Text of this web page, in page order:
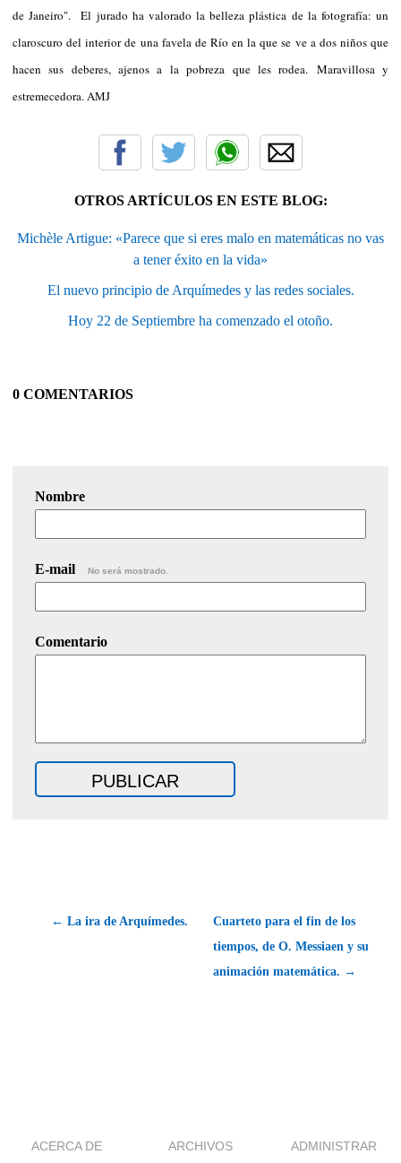
de Janeiro".El jurado ha valorado la belleza plástica de la fotografía: un
claroscuro del interior de una favela de Río en la que se ve a dos niños que
hacen sus deberes, ajenos a la pobreza que les rodea. Maravillosa y
estremecedora. AMJ
OTROS ARTÍCULOS EN ESTE BLOG:
Michèle Artigue: «Parece que si eres malo en matemáticas no vas
a tener éxito en la vida»
El nuevo principio de Arquímedes y las redes sociales.
Hoy 22 de Septiembre ha comenzado el otoño.
0 COMENTARIOS
Nombre
E-mail No será mostrado.
Comentario
← La ira de Arquímedes.
Cuarteto para el fin de los
tiempos, de O. Messiaen y su
animación matemática. →
ACERCA DE ARCHIVOS ADMINISTRAR